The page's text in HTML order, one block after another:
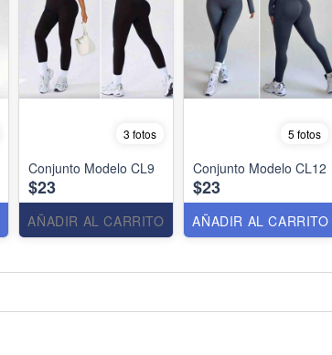
3 fotos
Conjunto Modelo CL9
$23
AÑADIR AL CARRITO
5 fotos
Conjunto Modelo CL12
$23
AÑADIR AL CARRITO